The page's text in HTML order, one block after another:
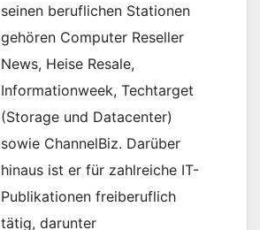
seinen beruflichen Stationen
gehören Computer Reseller
News, Heise Resale,
Informationweek, Techtarget
(Storage und Datacenter)
sowie ChannelBiz. Darüber
hinaus ist er für zahlreiche IT-
Publikationen freiberuflich
tätig, darunter